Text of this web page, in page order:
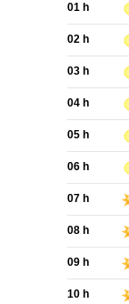
01 h
02 h
03 h
04 h
05 h
06 h
07 h
08 h
09 h
10 h